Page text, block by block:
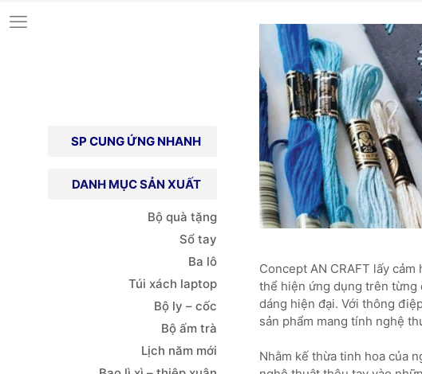
Concept AN CRAFT lấy
thể hiện ứng dụng trên từng
dáng hiện đại. Với thông
sản phẩm mang tính nghệ
Nhằm kế thừa tinh hoa của
SP CUNG ỨNG NHANH
DANH MỤC SẢN XUẤT
Bộ quà tặng
Sổ tay
Ba lô
Túi xách laptop
Bộ ly – cốc
Bộ ấm trà
Lịch năm mới